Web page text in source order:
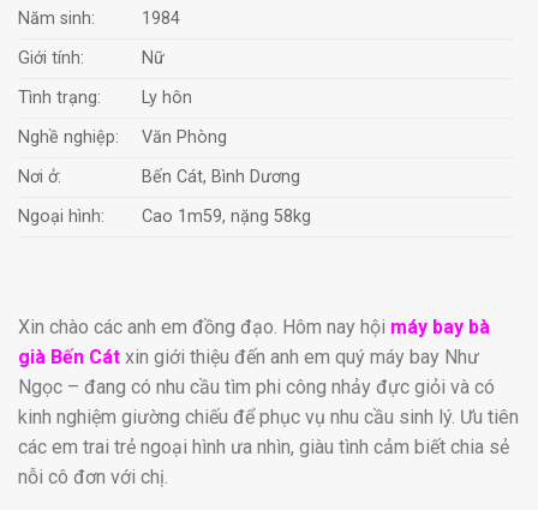
Năm sinh:
1984
Giới tính:
Nữ
Tình trạng:
Ly hôn
Nghề nghiệp:
Văn Phòng
Nơi ở:
Bến Cát, Bình Dương
Ngoại hình:
Cao 1m59, nặng 58kg
Xin chào các anh em đồng đạo. Hôm nay hội máy bay bà
già Bến Cát xin giới thiệu đến anh em quý máy bay Như
Ngọc – đang có nhu cầu tìm phi công nhảy đực giỏi và có
kinh nghiệm giường chiếu để phục vụ nhu cầu sinh lý. Ưu tiên
các em trai trẻ ngoại hình ưa nhìn, giàu tình cảm biết chia sẻ
nỗi cô đơn với chị.